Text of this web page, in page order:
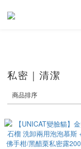
私密｜清潔
商品排序